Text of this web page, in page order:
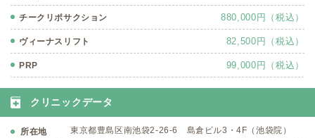
チークリポサクション 880,000円（税込）
ヴィーナスリフト 82,500円（税込）
PRP 99,000円（税込）
クリニックデータ
所在地 東京都豊島区南池袋2-26-6 島倉ビル3・4F（池袋院）